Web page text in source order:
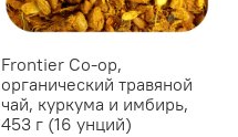
Frontier Co-op,
органический травяной
чай, куркума и имбирь,
453 г (16 унций)